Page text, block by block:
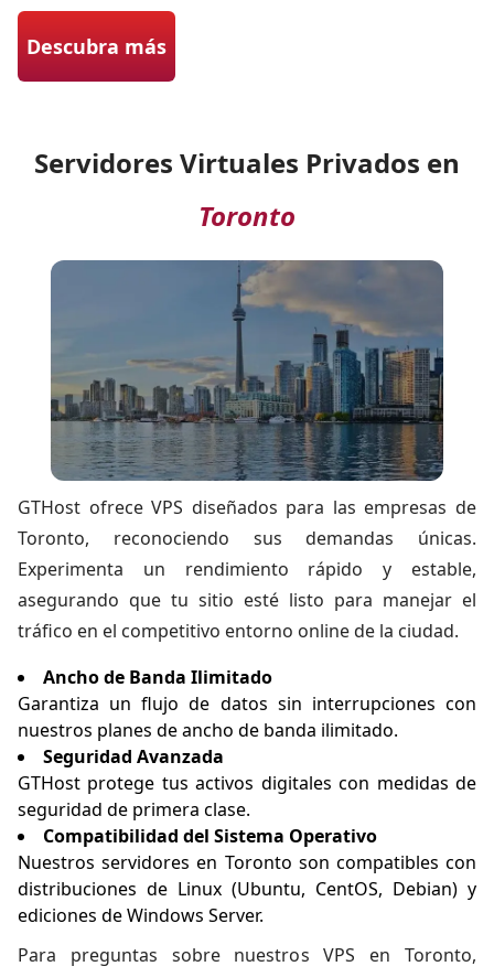
Descubra más
Servidores Virtuales Privados en
Toronto
GTHost ofrece VPS diseñados para las empresas de
Toronto, reconociendo sus demandas únicas.
Experimenta un rendimiento rápido y estable,
asegurando que tu sitio esté listo para manejar el
tráfico en el competitivo entorno online de la ciudad.
Ancho de Banda Ilimitado
Garantiza un flujo de datos sin interrupciones con
nuestros planes de ancho de banda ilimitado.
Seguridad Avanzada
GTHost protege tus activos digitales con medidas de
seguridad de primera clase.
Compatibilidad del Sistema Operativo
Nuestros servidores en Toronto son compatibles con
distribuciones de Linux (Ubuntu, CentOS, Debian) y
ediciones de Windows Server.
Para preguntas sobre nuestrosVPS en Toronto,